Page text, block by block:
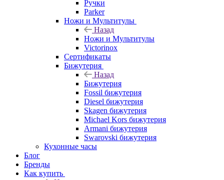
Ручки
Parker
Ножи и Мультитулы
Назад
Ножи и Мультитулы
Victorinox
Сертификаты
Бижутерия
Назад
Бижутерия
Fossil бижутерия
Diesel бижутерия
Skagen бижутерия
Michael Kors бижутерия
Armani бижутерия
Swarovski бижутерия
Кухонные часы
Блог
Бренды
Как купить